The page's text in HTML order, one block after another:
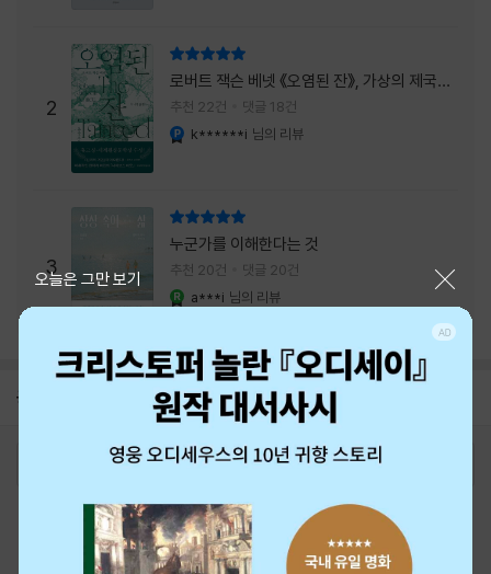
2
로버트 잭슨 베넷 《오염된 잔》, 가상의 제국이
주는 실감과 미스터리 사건의 치밀함이 이루어
내는 최상의 시너지...
추천 22건 댓글 18건
k******i 님의 리뷰
3
누군가를 이해한다는 것
추천 20건 댓글 20건
a***i 님의 리뷰
공지 26년 NBCI 수상 안내
2026-08-01
오늘은 그만 보기
로그인 최근 본 상품 주문/배송
고객센터 1544-3800 티켓 1544-6399
중고샵 1566-4295
eBook 1:1문의/채팅상담
예스이십사(주) 사업자 정보